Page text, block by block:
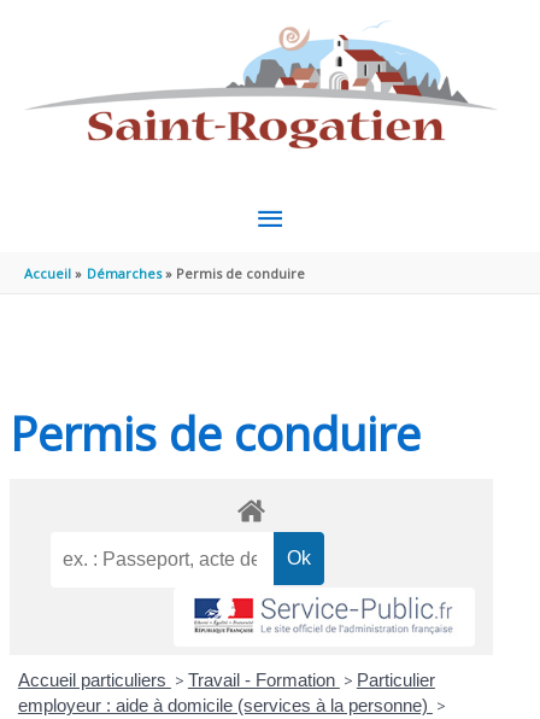
MENU
PRINCIPAL
Accueil Démarches Permis de conduire
Permis de conduire
Accueil particuliers > Travail - Formation > Particulier
employeur : aide à domicile (services à la personne) >